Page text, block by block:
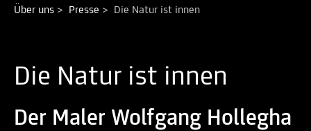
Über uns > Presse > Die Natur ist innen
Die Natur ist innen
Der Maler Wolfgang Hollegha